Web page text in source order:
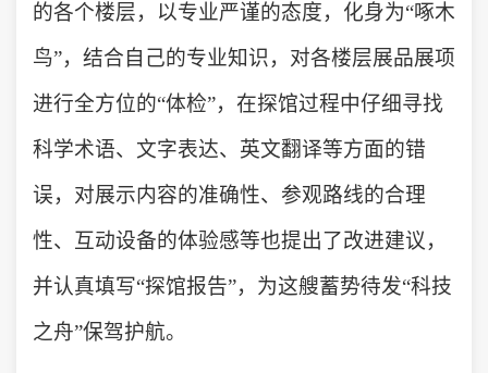
的各个楼层，以专业严谨的态度，化身为“啄木
鸟”，结合自己的专业知识，对各楼层展品展项
进行全方位的“体检”，在探馆过程中仔细寻找
科学术语、文字表达、英文翻译等方面的错
误，对展示内容的准确性、参观路线的合理
性、互动设备的体验感等也提出了改进建议，
并认真填写“探馆报告”，为这艘蓄势待发“科技
之舟”保驾护航。